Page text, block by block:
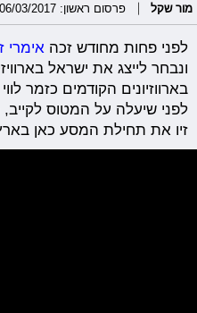
מור שקל פרסום ראשון: 06/03/2017, 11:02
לפני פחות מחודש זכה אימרי
בארווזיונים הקודמים כזמר
לפני שיעלה על המטוס
זיו את תחילת המסע כאן בארץ